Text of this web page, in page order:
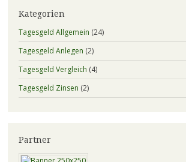
Kategorien
Tagesgeld Allgemein (24)
Tagesgeld Anlegen (2)
Tagesgeld Vergleich (4)
Tagesgeld Zinsen (2)
Partner